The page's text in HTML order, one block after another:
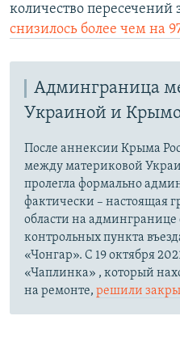
количество
снизилось более чем на
Админграница
Украиной и
После аннексии Крыма
между материковой
пролегла формально
фактически – настоящая
области на
контрольных пункта
«Чонгар». С 19 октября
«Чаплинка» , который
на ремонте, решили